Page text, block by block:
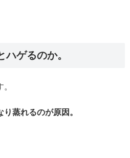
ゲるのか。
蒸れるのが原因。